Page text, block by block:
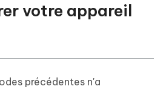
votre appareil
précédentes n'a